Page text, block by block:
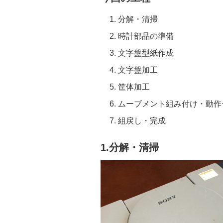
分解・清掃
時計部品の準備
文字盤型紙作成
文字盤加工
筐体加工
ムーブメント組み付け・動
組戻し・完成
1.分解・清掃